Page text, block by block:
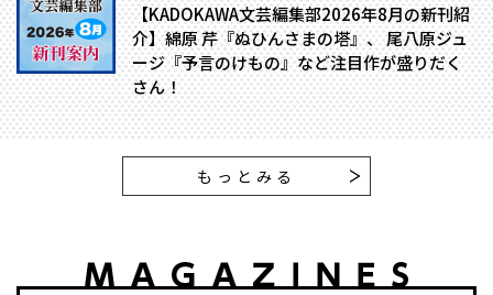
【KADOKAWA文芸編集部2026年8月の新刊紹
介】綿原 芹『ぬひんさまの塔』、 尾八原ジュ
ージ『予言のけもの』など注目作が盛りだく
さん！
もっとみる